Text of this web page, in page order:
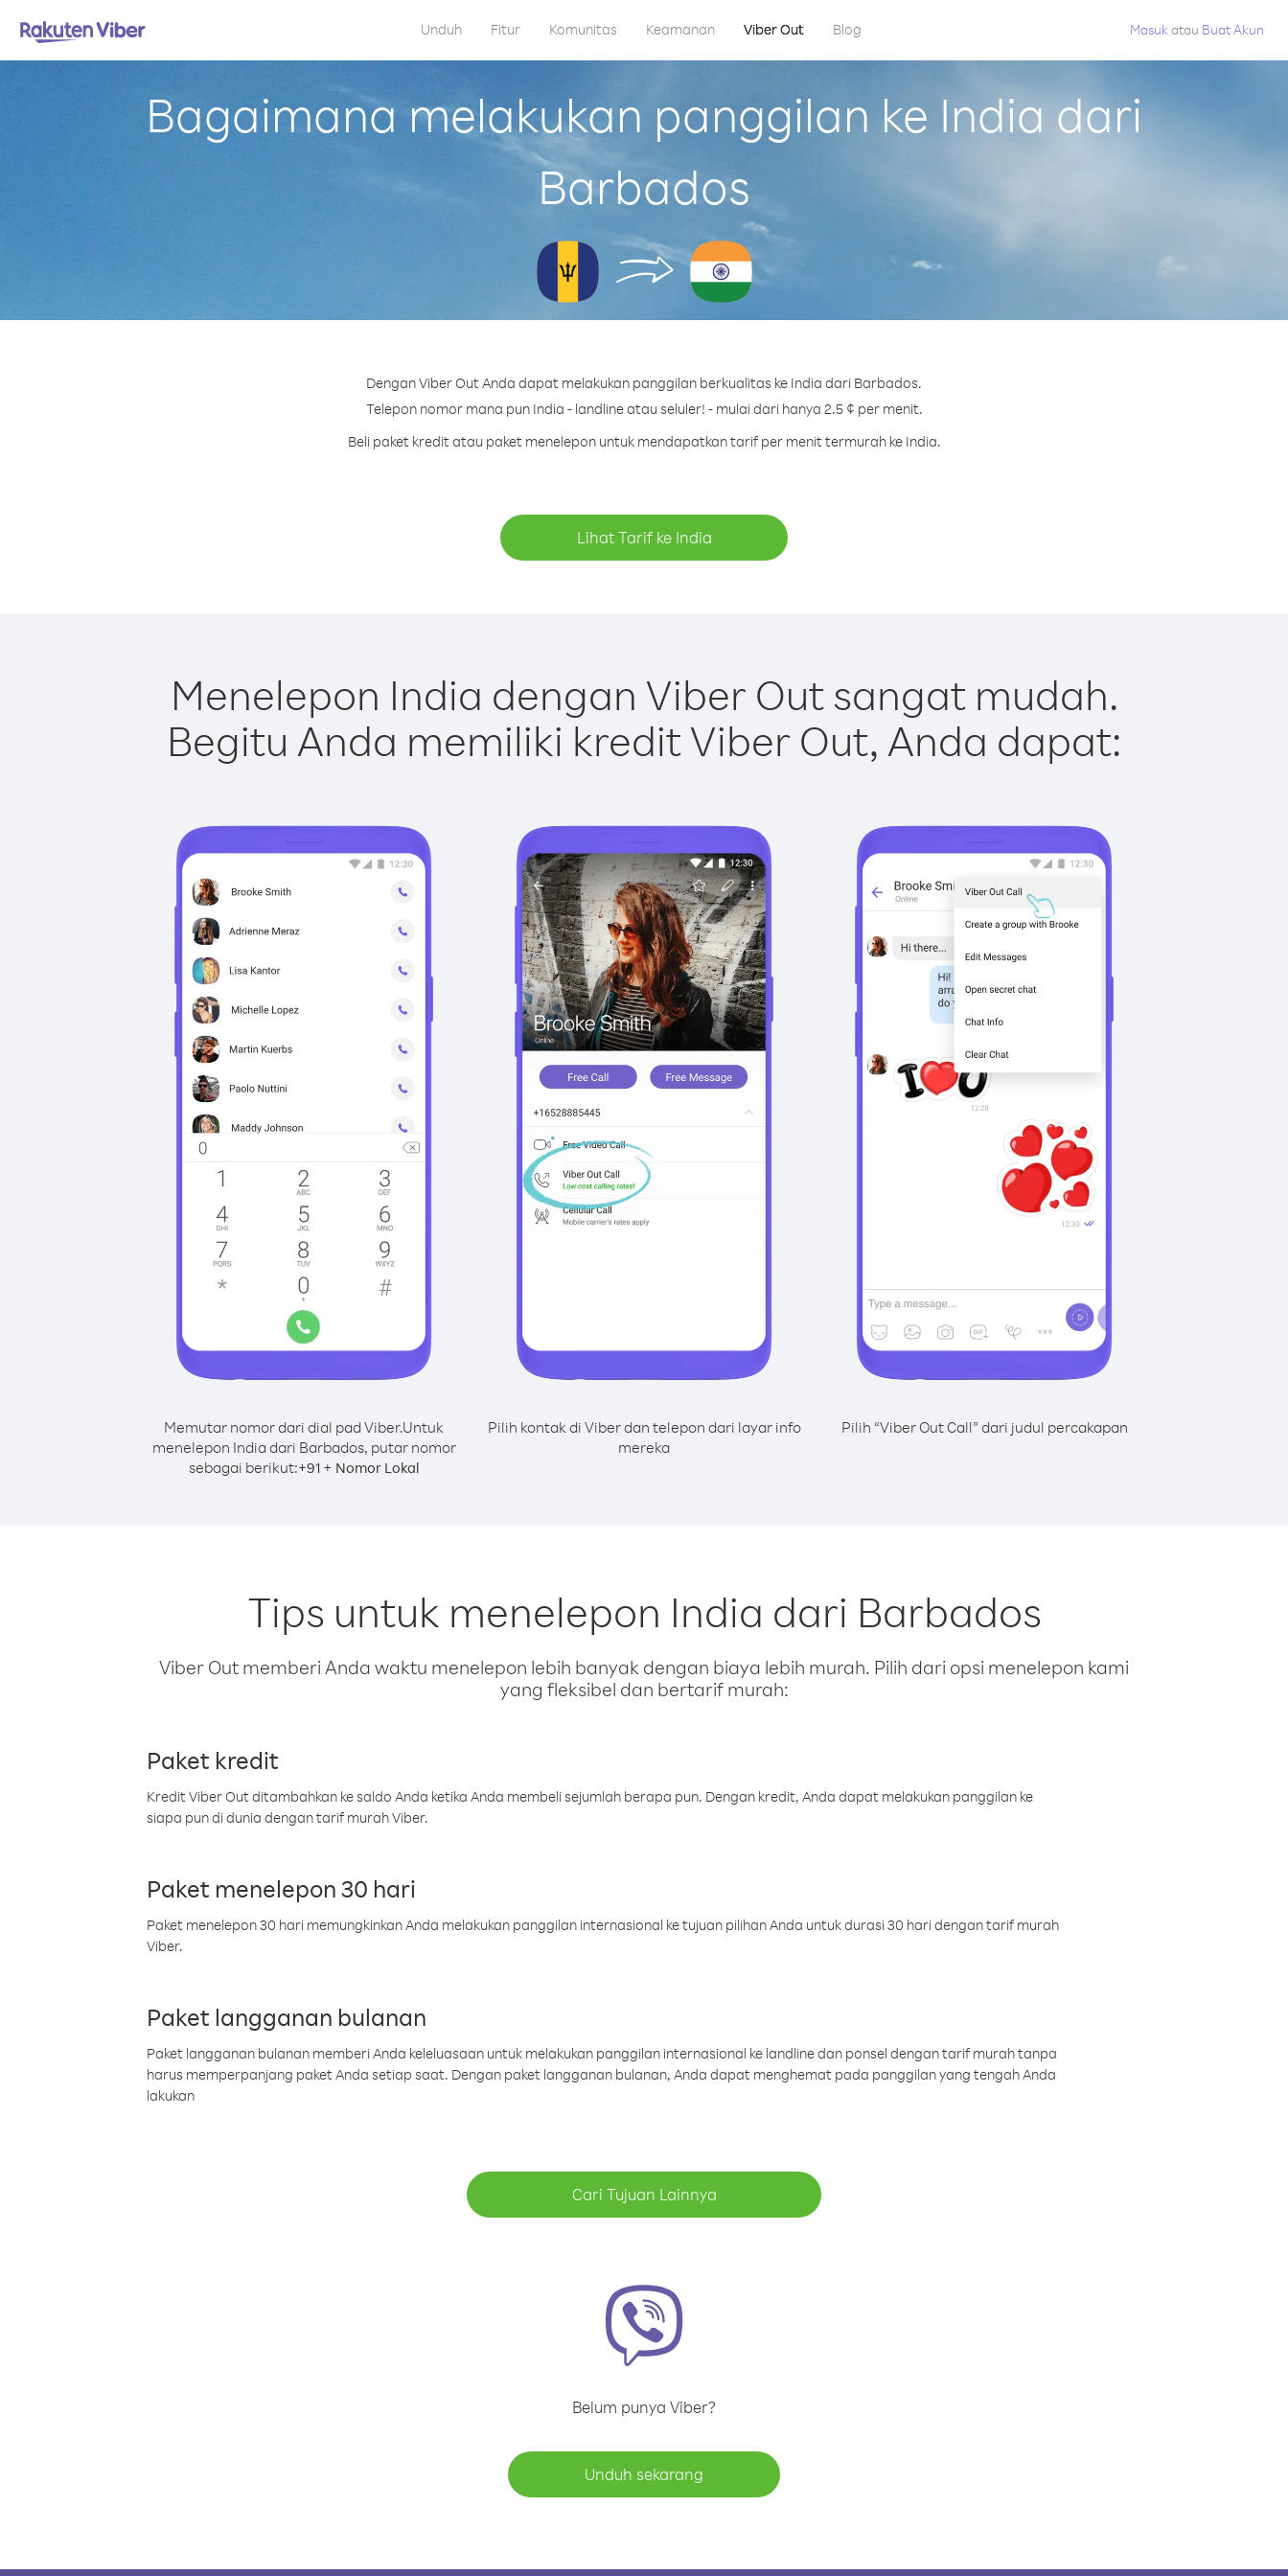
Unduh Fitur Komunitas Keamanan Viber Out Blog Masuk atau Buat Akun
Bagaimana melakukan panggilan ke India dari
Barbados
Dengan Viber Out Anda dapat melakukan panggilan berkualitas ke India dari Barbados.
Telepon nomor mana pun India - landline atau seluler! - mulai dari hanya 2.5 ¢ per menit.
Beli paket kredit atau paket menelepon untuk mendapatkan tarif per menit termurah ke India.
Lihat Tarif ke India
Menelepon India dengan Viber Out sangat mudah.
Begitu Anda memiliki kredit Viber Out, Anda dapat:
Memutar nomor dari dial pad Viber.Untuk
menelepon India dari Barbados, putar nomor
sebagai berikut:+91+ Nomor Lokal
Pilih kontak di Viber dan telepon dari layar info
mereka
Pilih “Viber Out Call” dari judul percakapan
Tips untuk menelepon India dari Barbados
Viber Out memberi Anda waktu menelepon lebih banyak dengan biaya lebih murah. Pilih dari opsi menelepon kami
yang fleksibel dan bertarif murah:
Paket kredit
Kredit Viber Out ditambahkan ke saldo Anda ketika Anda membeli sejumlah berapa pun. Dengan kredit, Anda dapat melakukan panggilan ke
siapa pun di dunia dengan tarif murah Viber.
Paket menelepon 30 hari
Paket menelepon 30 hari memungkinkan Anda melakukan panggilan internasional ke tujuan pilihan Anda untuk durasi 30 hari dengan tarif murah
Viber.
Paket langganan bulanan
Paket langganan bulanan memberi Anda keleluasaan untuk melakukan panggilan internasional ke landline dan ponsel dengan tarif murah tanpa
harus memperpanjang paket Anda setiap saat. Dengan paket langganan bulanan, Anda dapat menghemat pada panggilan yang tengah Anda
lakukan
Cari Tujuan Lainnya
Belum punya Viber?
Unduh sekarang